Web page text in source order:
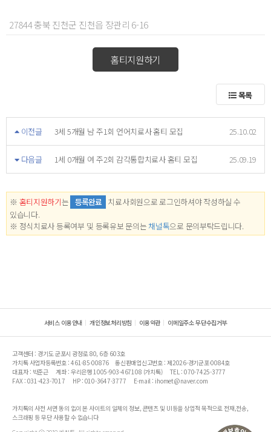
27844 충북 진천군 진천읍 장관리 6-16
홈티지원하기
목록
이전글 3세 5개월 남 주1회 언어치료사 홈티 모집 25.10.02
다음글 1세 0개월 여 주2회 감각통합치료사 홈티 모집 25.09.19
※ 홈티지원하기는 등록완료 치료사회원으로 로그인하셔야 작성하실 수
있습니다.
※ 정식치료사 등록여부 및 등록유보 문의는 채널톡으로 문의부탁드립니다.
서비스 이용안내 개인정보처리방침 이용약관 이메일주소 무단수집거부
고객센터 : 경기도 군포시 광정로 80, 6층 603호
가치톡 사업자등록번호 : 461-85-00876
통신판매업신고번호 : 제2026-경기군포-0084호
대표자 : 박준근
계좌 : 우리은행 1005-903-467108 (가치톡)
TEL : 070-7425-3777
FAX : 031-423-7017
HP : 010-3647-3777 E-mail : ihomet@naver.com
가치톡의 사전 서면 동의 없이 본 사이트의 일체의 정보, 콘텐츠 및 UI등을 상업적 목적으로 전재,전송,
스크래핑 등 무단 사용할 수 없습니다